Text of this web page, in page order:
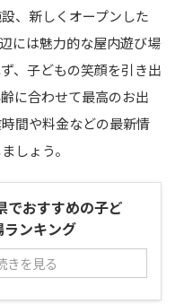
、新しくオープンした
には魅力的な屋内遊び場
、子どもの笑顔を引き出
に合わせて最高のお出
間や料金などの最新情
しょう。
でおすすめの子ど
ンキング
きを見る